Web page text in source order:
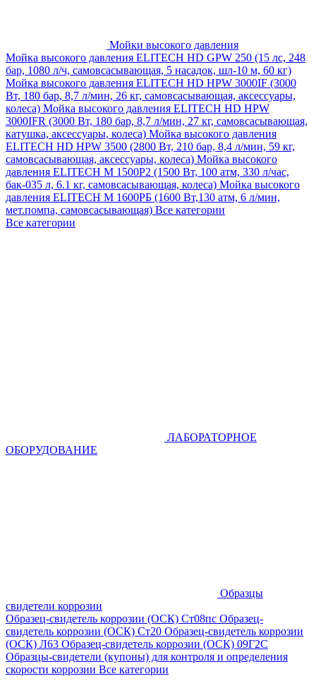
Мойки высокого давления
Мойка высокого давления ELITECH HD GPW 250 (15 лс, 248
бар, 1080 л/ч, самовсасывающая, 5 насадок, шл-10 м, 60 кг)
Мойка высокого давления ELITECH HD HPW 3000IF (3000
Вт, 180 бар, 8,7 л/мин, 26 кг, самовсасывающая, аксессуары,
колеса) Мойка высокого давления ELITECH HD HPW
3000IFR (3000 Вт, 180 бар, 8,7 л/мин, 27 кг, самовсасывающая,
катушка, аксессуары, колеса) Мойка высокого давления
ELITECH HD HPW 3500 (2800 Вт, 210 бар, 8,4 л/мин, 59 кг,
самовсасывающая, аксессуары, колеса) Мойка высокого
давления ELITECH M 1500P2 (1500 Вт, 100 атм, 330 л/час,
бак-035 л, 6.1 кг, самовсасывающая, колеса) Мойка высокого
давления ELITECH М 1600РБ (1600 Вт,130 атм, 6 л/мин,
мет.помпа, самовсасывающая) Все категории
Все категории
ЛАБОРАТОРНОЕ
ОБОРУДОВАНИЕ
Образцы
свидетели коррозии
Образец-свидетель коррозии (ОСК) Ст08пс Образец-
свидетель коррозии (ОСК) Ст20 Образец-свидетель коррозии
(ОСК) Л63 Образец-свидетель коррозии (ОСК) 09Г2С
Образцы-свидетели (купоны) для контроля и определения
скорости коррозии Все категории